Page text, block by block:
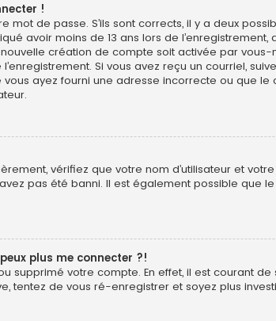
!
mot de passe. S’ils sont corrects, il y a deux
avoir moins de 13 ans lors de
création de compte soit activée par
Si vous avez reçu un courriel,
vous ayez fourni une adresse incorrecte ou que
vérifiez que votre nom d’utilisateur et
pas été banni. Il est également possible que
plus me connecter ?!
supprimé votre compte. En effet, il est courant
tentez de vous ré-enregistrer et soyez plus